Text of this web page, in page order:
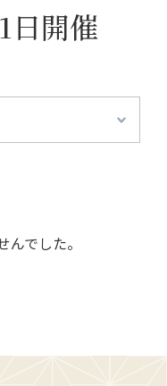
日開催
でした。